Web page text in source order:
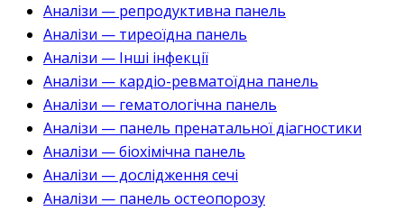
Аналізи — репродуктивна панель
Аналізи — тиреоїдна панель
Аналізи — Інші інфекції
Аналізи — кардіо-ревматоїдна панель
Аналізи — гематологічна панель
Аналізи — панель пренатальної діагностики
Аналізи — біохімічна панель
Аналізи — дослідження сечі
Аналізи — панель остеопорозу